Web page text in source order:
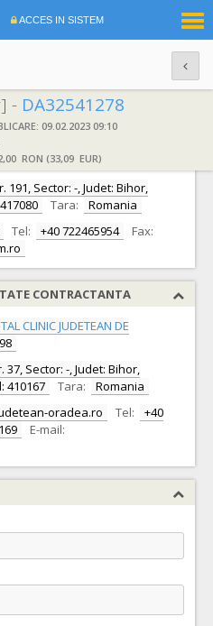
ACCES IN SISTEM
- DA32541278
09.02.2023 09:10
RON (33,09 EUR)
CIF: 4491776
191, Sector: -, Judet: Bihor,
Tara:
Romania
Tel: +40 722465954
Fax:
CONTRACTANTA
CLINIC JUDETEAN DE
Sector: -, Judet: Bihor,
410167
Tara:
Romania
oradea.ro Tel:
+40
E-mail: